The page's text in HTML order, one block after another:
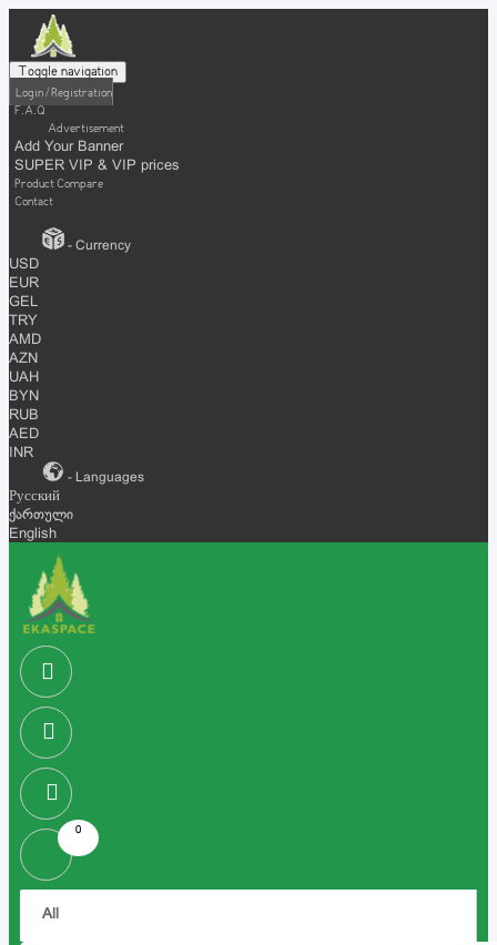
Toggle navigation
Login / Registration
F.A.Q
Advertisement
Add Your Banner
SUPER VIP & VIP prices
Product Compare
Contact
- Currency
USD
EUR
GEL
TRY
AMD
AZN
UAH
BYN
RUB
AED
INR
- Languages
Русский
ქართული
English
0